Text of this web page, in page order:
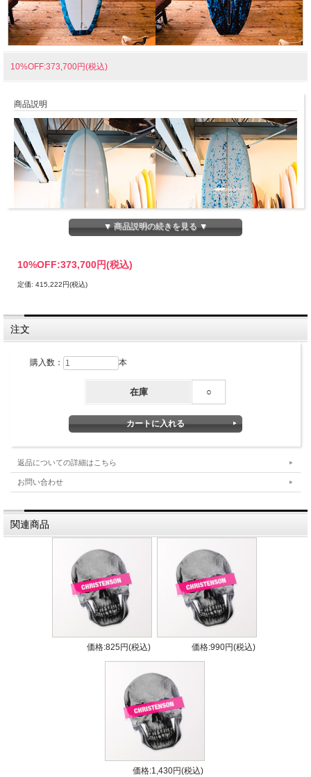
10%OFF:373,700円(税込)
商品説明
[送料無料]クリステンソン サーフボード / スカーレ
ットベゴニア 9'4"
ヨーロッパのログシーンを代表するひとり、フランスのクロヴィ
ス・ドニゼッティのシグネチャーモデル。
クリステンソンサーフボード「スカーレットベゴニア」は、クラ
シックなデザインとモダンな機能性を兼ね備えたサーフボードで
に取り入れられています。中央から後ろにかけて広めのエリア
と、柔らかく洗練されたクラシックレール（CCランドマークス
タイル）が特徴で、安定感と滑らかな操作性を提供します。
このボードの特長は、細めのノーズと長めのソフトコンケーブ。
これにより、ボード全体でスムーズなトリムやターンが可能で、
ライダーはどの位置からでも自在にポジションを調整できます。
で、テールにわずかなキックが加わることで、スピードを維持し
つつノーズライド時に安定感と浮揚感を感じられます。
「スカーレットベゴニア」は、スピードと精度を追求しながら
も、クラシックな外観を損なわないデザイン。フロー感を大切に
したクリーンなサーフィンができるよう設計されており、正確で
▼ 商品説明の続きを見る ▼
10%OFF:373,700円(税込)
定価: 415,222円(税込)
注文
購入数： 本
在庫 ○
返品についての詳細はこちら
お問い合わせ
関連商品
価格:825円(税込) 価格:990円(税込)
価格:1,430円(税込)